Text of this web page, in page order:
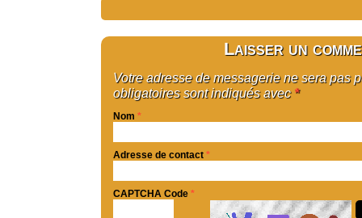
Laisser un
Votre adresse de messagerie ne sera pas
obligatoires sont indiqués avec *
Nom *
Adresse de contact *
CAPTCHA Code *